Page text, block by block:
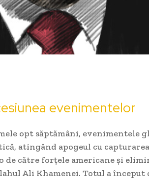
evenimentelor
opt săptămâni, evenimentele
atingând apogeul cu
de către forțele americane și
Ali Khamenei. Totul a